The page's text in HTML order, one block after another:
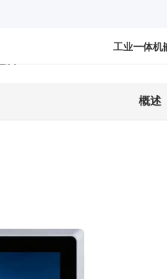
工业一体机
概述